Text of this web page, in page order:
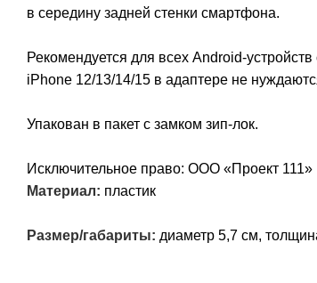
в середину задней стенки смартфона.
Рекомендуется для всех Android-
iPhone 12/13/14/15 в адаптере не
Упакован в пакет с замком зип-лок.
Исключительное право: ООО «Проект 111»
Материал: пластик
Размер/габариты: диаметр 5,7 см,